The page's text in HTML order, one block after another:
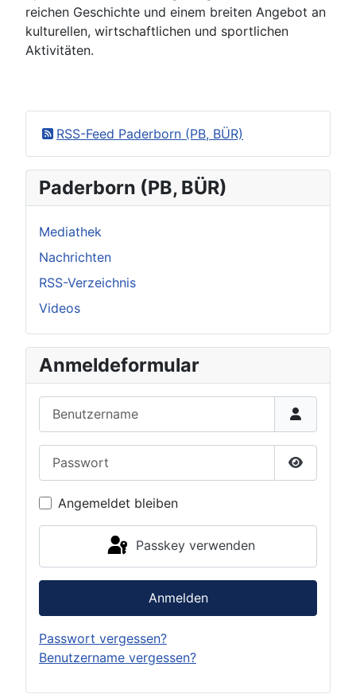
reichen Geschichte und einem breiten Angebot an
kulturellen, wirtschaftlichen und sportlichen
Aktivitäten.
RSS-Feed Paderborn (PB, BÜR)
Paderborn (PB, BÜR)
Mediathek
Nachrichten
RSS-Verzeichnis
Videos
Anmeldeformular
Passwort
Angemeldet bleiben
Passkey verwenden
Anmelden
Passwort vergessen?
Benutzername vergessen?